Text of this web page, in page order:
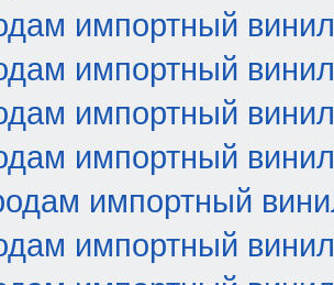
импортный винил
импортный винил
импортный винил
импортный винил
импортный
импортный винил